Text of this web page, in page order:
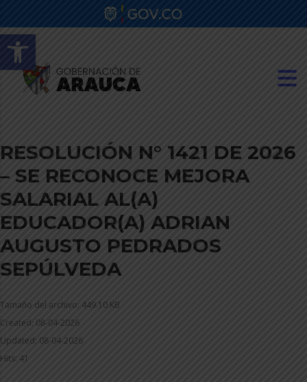
Abrir barra de herramientas
RESOLUCIÓN N° 1421 DE 2026
– SE RECONOCE MEJORA
SALARIAL AL(A)
EDUCADOR(A) ADRIAN
AUGUSTO PEDRADOS
SEPÚLVEDA
Tamaño del archivo: 449.10 KB
Created: 08-04-2026
Updated: 08-04-2026
Hits: 41